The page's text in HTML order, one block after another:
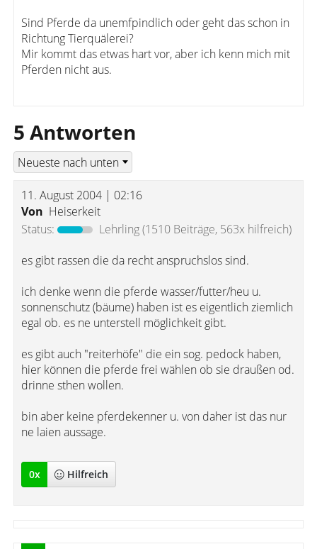
Sind Pferde da unemfpindlich oder geht das schon in
Richtung Tierquälerei?
Mir kommt das etwas hart vor, aber ich kenn mich mit
Pferden nicht aus.
5 Antworten
11. August 2004 | 02:16
Von Heiserkeit
Status:
Lehrling(1510 Beiträge, 563x hilfreich)
es gibt rassen die da recht anspruchslos sind.
ich denke wenn die pferde wasser/futter/heu u.
sonnenschutz (bäume) haben ist es eigentlich ziemlich
egal ob. es ne unterstell möglichkeit gibt.
es gibt auch "reiterhöfe" die ein sog. pedock haben,
hier können die pferde frei wählen ob sie draußen od.
drinne sthen wollen.
bin aber keine pferdekenner u. von daher ist das nur
ne laien aussage.
0x Hilfreich